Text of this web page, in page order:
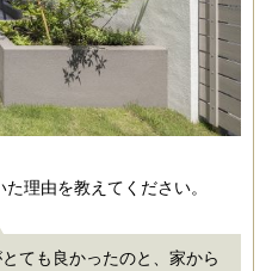
理由を教えてください。
ても良かったのと、家から